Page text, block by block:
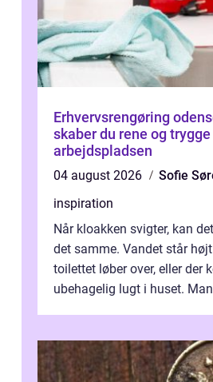
Erhvervsrengøring odense
skaber du rene og
arbejdspladsen
04 august 2026
Sofie
inspiration
Når kloakken svigter, kan
det samme. Vandet står
toilettet løber over, eller der
ubehagelig lugt i huset.